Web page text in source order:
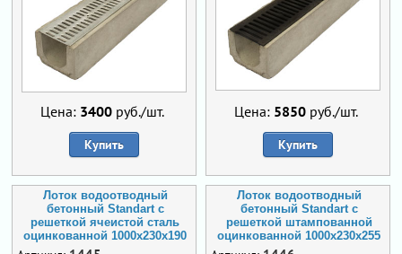
Цена: 3400руб./шт.
Купить
Цена: 5850руб./шт.
Купить
Лоток водоотводный
бетонный Standart с
решеткой ячеистой сталь
оцинкованной 1000x230x190
Лоток водоотводный
бетонный Standart с
решеткой штампованной
оцинкованной 1000x230x255